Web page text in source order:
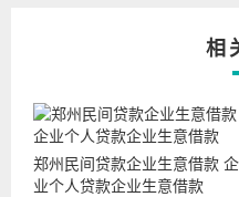
相
郑州民间贷款企业生意借款 企
业个人贷款企业生意借款